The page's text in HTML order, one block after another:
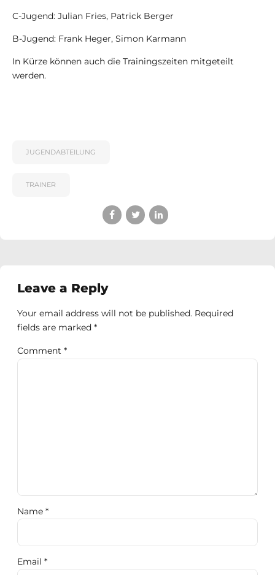
C-Jugend: Julian Fries, Patrick Berger
B-Jugend: Frank Heger, Simon Karmann
In Kürze können auch die Trainingszeiten mitgeteilt
werden.
JUGENDABTEILUNG
TRAINER
Leave a Reply
Your email address will not be published. Required
fields are marked *
Comment *
Name *
Email *